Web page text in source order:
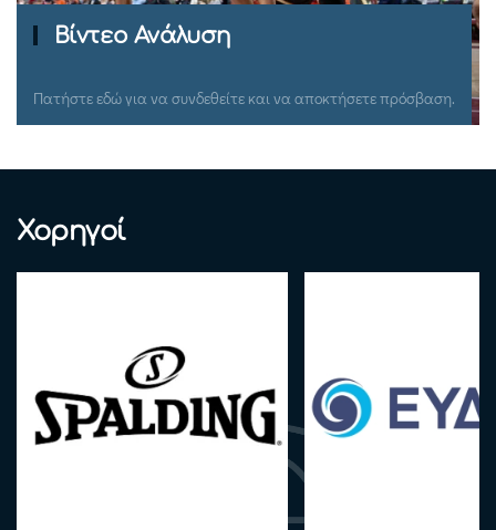
Ομιλίες Σεμιναρίων
Πατήστε εδώ για να συνδεθείτε και να αποκτήσετε πρόσβαση.
Χορηγοί